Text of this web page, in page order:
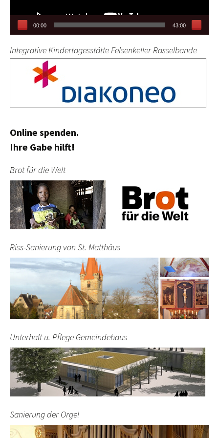
00:00 43:00
Integrative Kindertagesstätte Felsenkeller Rasselbande
Online spenden.
Ihre Gabe hilft!
Brot für die Welt
Riss-Sanierung von St. Matthäus
Unterhalt u. Pflege Gemeindehaus
Sanierung der Orgel